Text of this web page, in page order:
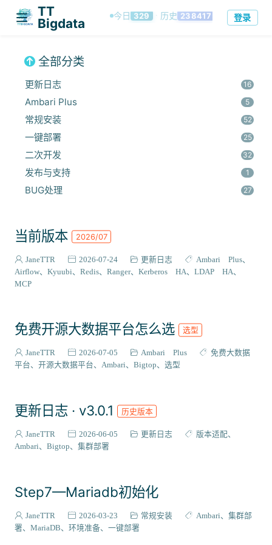
TT
Bigdata
今日 329 · 历史 238417 登录
全部分类
更新日志
16
Ambari Plus 5
常规安装 52
一键部署 25
二次开发 32
发布与支持 1
BUG处理 27
组件安装
报错解决 68
VIEW插件
成神之路
集成案例 31
核心代码
当前版本 2026/07
JaneTTR 2026-07-24 更新日志
Ambari Plus
Airflow
Kyuubi Redis Ranger Kerberos HA
LDAP HA
MCP
免费开源大数据平台怎么选 选型
JaneTTR 2026-07-05 Ambari Plus
免费大数据
平台
开源大数据平台 Ambari Bigtop 选型
更新日志 · v3.0.1 历史版本
JaneTTR 2026-06-05 更新日志
版本适配
Ambari
Bigtop 集群部署
Step7—Mariadb初始化
JaneTTR 2026-03-23 常规安装 Ambari
集群部
署
MariaDB 环境准备 一键部署